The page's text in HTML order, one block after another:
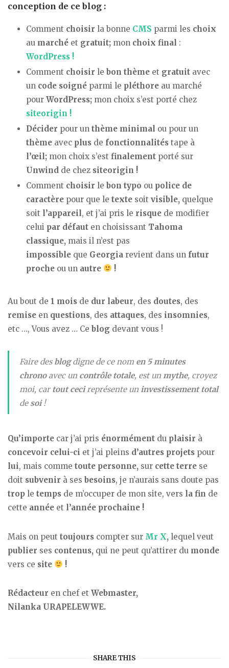
conception de ce blog :
Comment choisir la bonne CMS parmi les choix
au marché et gratuit; mon choix final :
WordPress !
Comment choisir le bon thème et gratuit avec
un code soigné parmi le pléthore au marché
pour WordPress; mon choix s’est porté chez
siteorigin !
Décider pour un thème minimal ou pour un
thème avec plus de fonctionnalités tape à
l’œil; mon choix s’est finalement porté sur
Unwind de chez siteorigin !
Comment choisir le bon typo ou police de
caractère pour que le texte soit visible, quelque
soit l’appareil, et j’ai pris le risque de modifier
celui par défaut en choisissant Tahoma
classique, mais il n’est pas
impossible que Georgia revient dans un futur
proche ou un autre !
Au bout de 1 mois de dur labeur, des doutes, des
remise en questions, des attaques, des insomnies,
etc …, Vous avez … Ce blog devant vous !
Faire des blogdigne de ce nom en 5 minutes
chronoavec un contrôle totale, est un mythe, croyez
moi, cartout cecireprésente un investissement total
de soi!
Qu’importe car j’ai pris énormément du plaisir à
concevoir celui-ci et j’ai pleins d’autres projets pour
lui, mais comme toute personne, sur cette terre se
doit subvenir à ses besoins, je n’aurais sans doute pas
trop le temps de m’occuper de mon site, vers la fin de
cette année et l’année prochaine !
Mais on peut toujours compter sur Mr X, lequel veut
publier ses contenus, qui ne peut qu’attirer du monde
vers ce site !
Rédacteur en chef et Webmaster,
Nilanka URAPELEWWE.
SHARE THIS